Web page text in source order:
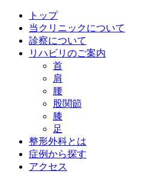
トップ
当クリニックについて
診察について
リハビリのご案内
首
肩
腰
股関節
膝
足
整形外科とは
症例から探す
アクセス